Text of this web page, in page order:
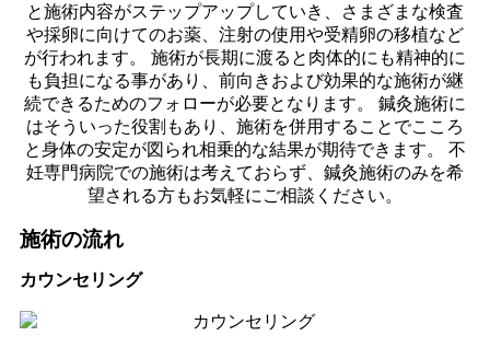
と施術内容がステップアップしていき、さまざまな検査
や採卵に向けてのお薬、注射の使用や受精卵の移植など
が行われます。 施術が長期に渡ると肉体的にも精神的に
も負担になる事があり、前向きおよび効果的な施術が継
続できるためのフォローが必要となります。 鍼灸施術に
はそういった役割もあり、施術を併用することでこころ
と身体の安定が図られ相乗的な結果が期待できます。 不
妊専門病院での施術は考えておらず、鍼灸施術のみを希
望される方もお気軽にご相談ください。
施術の流れ
カウンセリング